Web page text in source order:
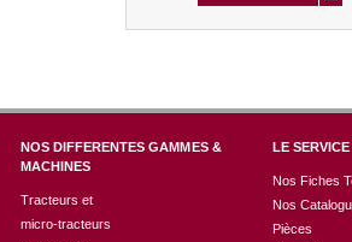
NOS DIFFERENTES GAMMES &
MACHINES
Tracteurs et
micro-tracteurs
LE
Nos Fiches
Nos
Pièces